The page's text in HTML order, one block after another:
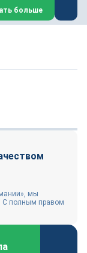
турбин
и паровых
ТЭС,
больше
мы
С полным правом